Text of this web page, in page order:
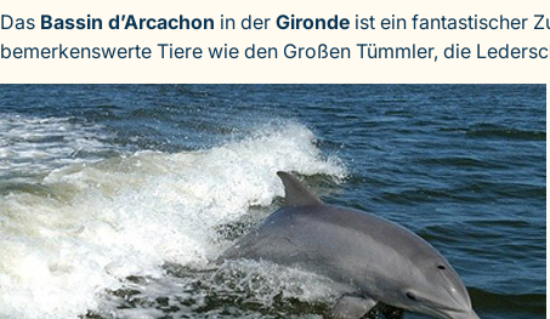
Das Bassin d’Arcachon in der Gironde ist ein fantastischer
bemerkenswerte Tiere wie den Großen Tümmler, die